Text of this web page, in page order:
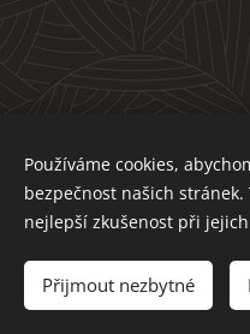
Používáme cookies,
bezpečnost našich
nejlepší zkušenost při
Přijmout nezbytné